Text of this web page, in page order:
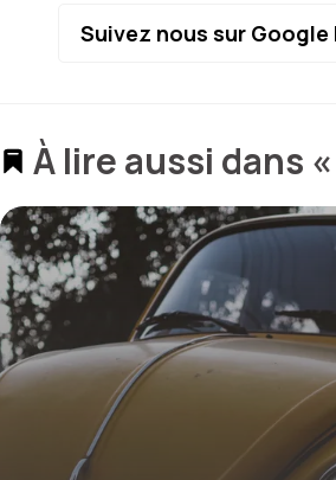
Suivez nous sur Google
À lire aussi dans